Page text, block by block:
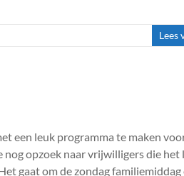
Lees
een leuk programma te maken
nog opzoek naar vrijwilligers die het
gaat om de zondag familiemiddag